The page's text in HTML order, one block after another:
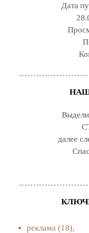
Дата
далее
реклама (18),